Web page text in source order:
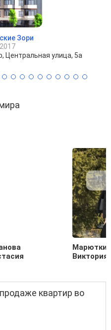
Зори
Центральная улица, 5а
Виктория
квартир во